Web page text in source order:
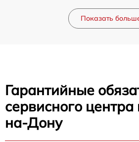
Показать
Гарантийные
сервисного центра
на-Дону